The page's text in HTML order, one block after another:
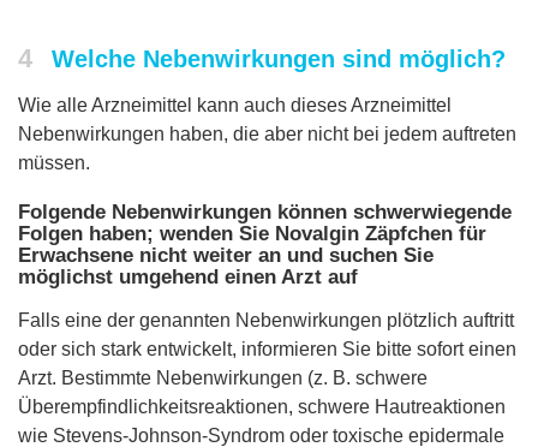
4 Welche Nebenwirkungen sind möglich?
Wie alle Arzneimittel kann auch dieses Arzneimittel
Nebenwirkungen haben, die aber nicht bei jedem auftreten
müssen.
Folgende Nebenwirkungen können schwerwiegende
Folgen haben; wenden Sie Novalgin Zäpfchen für
Erwachsene nicht weiter an und suchen Sie
möglichst umgehend einen Arzt auf
Falls eine der genannten Nebenwirkungen plötzlich auftritt
oder sich stark entwickelt, informieren Sie bitte sofort einen
Arzt. Bestimmte Nebenwirkungen (z. B. schwere
Überempfindlichkeitsreaktionen, schwere Hautreaktionen
wie Stevens-Johnson-Syndrom oder toxische epidermale